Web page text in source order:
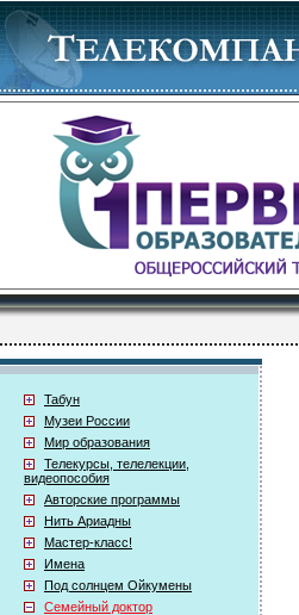
Табун
Музеи России
Мир образования
Телекурсы, телелекции,
видеопособия
Авторские программы
Нить Ариадны
Мастер-класс!
Имена
Под солнцем Ойкумены
Семейный доктор